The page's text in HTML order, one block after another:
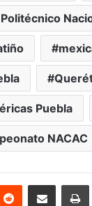
Puebla
NACAC
Reddit Share via Email